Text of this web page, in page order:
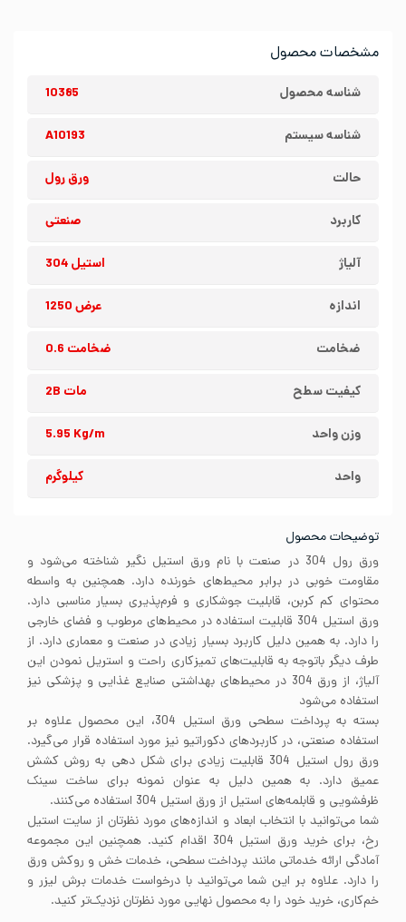
مشخصات محصول
شناسه محصول 10385
شناسه سیستم A10193
حالت ورق رول
کاربرد صنعتی
آلیاژ استیل 304
اندازه عرض 1250
ضخامت ضخامت 0.6
کیفیت سطح مات 2B
وزن واحد 5.95 Kg/m
واحد کیلوگرم
توضیحات محصول
ورق رول 304 در صنعت با نام ورق استیل نگیر شناخته می‌شود و
مقاومت خوبی در برابر محیط‌های خورنده دارد. همچنین به واسطه
محتوای کم کربن، قابلیت جوشکاری و فرم‌پذیری بسیار مناسبی دارد.
ورق استیل 304 قابلیت استفاده در محیط‌های مرطوب و فضای خارجی
را دارد. به همین دلیل کاربرد بسیار زیادی در صنعت و معماری دارد. از
طرف دیگر باتوجه به قابلیت‌های تمیزکاری راحت و استریل نمودن این
آلیاژ، از ورق 304 در محیط‌های بهداشتی صنایع غذایی و پزشکی نیز
استفاده می‌شود
بسته به پرداخت سطحی ورق استیل 304، این محصول علاوه بر
استفاده صنعتی، در کاربردهای دکوراتیو نیز مورد استفاده قرار می‌گیرد.
ورق رول استیل 304 قابلیت زیادی برای شکل دهی به روش کشش
عمیق دارد. به همین دلیل به عنوان نمونه برای ساخت سینک
ظرفشویی و قابلمه‌های استیل از ورق استیل 304 استفاده می‌کنند.
شما می‌توانید با انتخاب ابعاد و اندازه‌های مورد نظرتان از سایت استیل
رخ، برای خرید ورق استیل 304 اقدام کنید. همچنین این مجموعه
آمادگی ارائه خدماتی مانند پرداخت سطحی، خدمات خش و روکش ورق
را دارد. علاوه بر این شما می‌توانید با درخواست خدمات برش لیزر و
خم‌کاری، خرید خود را به محصول نهایی مورد نظرتان نزدیک‌تر کنید.